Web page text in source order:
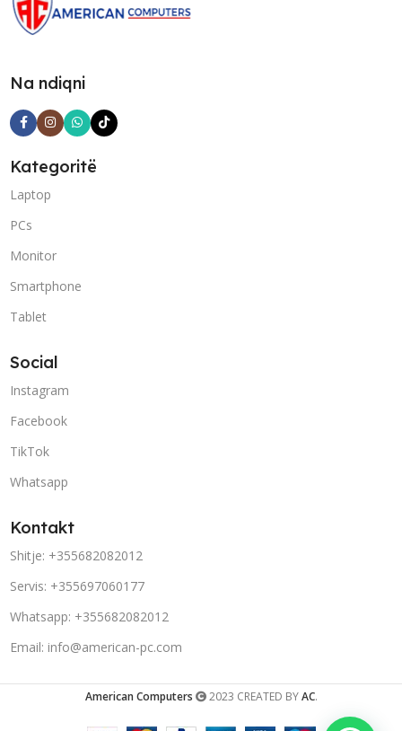
Na ndiqni
Kategoritë
Laptop
PCs
Monitor
Smartphone
Tablet
Social
Instagram
Facebook
TikTok
Whatsapp
Kontakt
Shitje: +355682082012
Servis: +355697060177
Whatsapp: +355682082012
Email: info@american-pc.com
American Computers 2023 CREATED BYAC.